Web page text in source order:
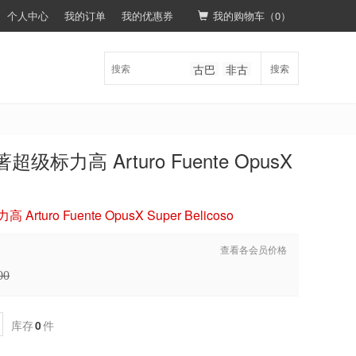
个人中心 我的订单 我的优惠券 我的购物车（0）
搜索
古巴 非古
超级标力高 Arturo Fuente OpusX
高 Arturo Fuente OpusX Super Belicoso
查看各会员价格
库存0件